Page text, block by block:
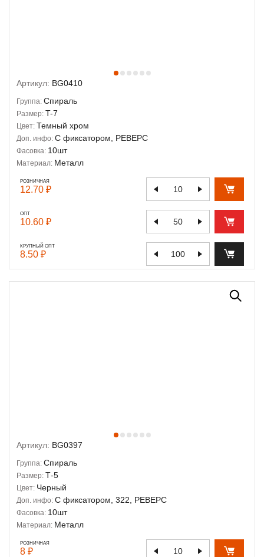
Артикул: BG0410
Группа: Спираль
Размер: T-7
Цвет: Темный хром
Доп. инфо: С фиксатором, РЕВЕРС
Фасовка: 10шт
Материал: Металл
РОЗНИЧНАЯ
12.70 ₽
ОПТ
10.60 ₽
КРУПНЫЙ ОПТ
8.50 ₽
Артикул: BG0397
Группа: Спираль
Размер: Т-5
Цвет: Черный
Доп. инфо: С фиксатором, 322, РЕВЕРС
Фасовка: 10шт
Материал: Металл
РОЗНИЧНАЯ
8 ₽